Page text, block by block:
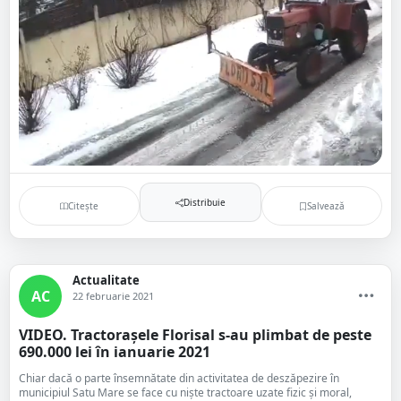
Citește Distribuie Salvează
AC
Actualitate
22 februarie 2021
VIDEO. Tractorașele Florisal s-au plimbat de peste
690.000 lei în ianuarie 2021
Chiar dacă o parte însemnătate din activitatea de deszăpezire în
municipiul Satu Mare se face cu niște tractoare uzate fizic și moral,